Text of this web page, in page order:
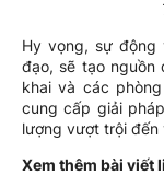
Hy vọng, sự động
đạo, sẽ tạo nguồn
khai và các
cung cấp giải pháp
lượng vượt trội đến
Xem thêm bài viết